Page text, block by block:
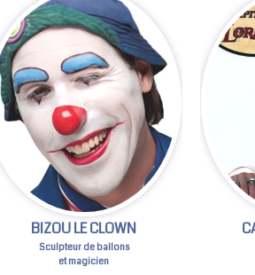
BIZOU LE CLOWN
Sculpteur de ballons
et magicien